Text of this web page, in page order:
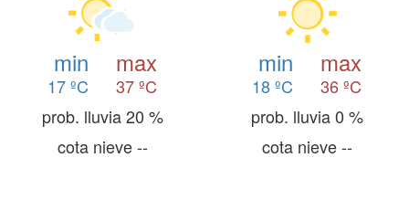
min
17 ºC
max
37 ºC
prob. lluvia 20 %
cota nieve --
min
18 ºC
max
36 ºC
prob. lluvia 0 %
cota nieve --